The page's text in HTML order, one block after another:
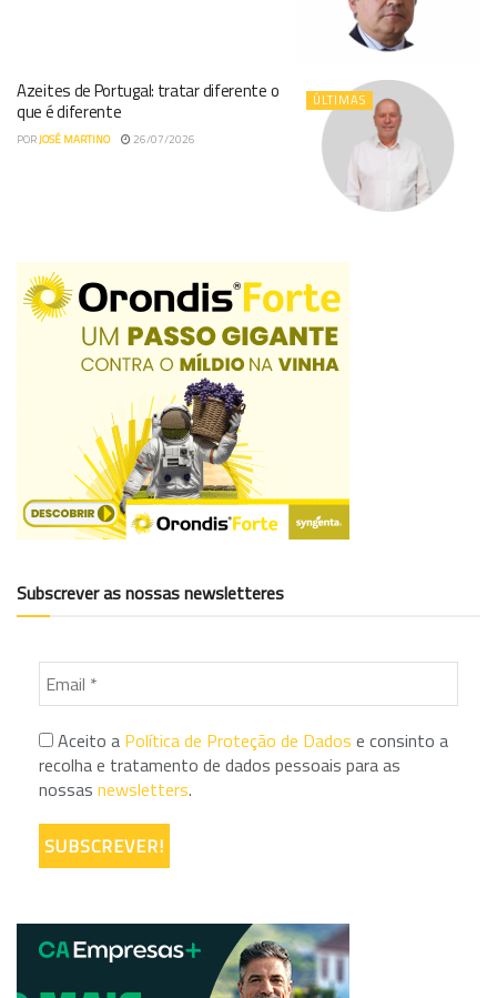
ÚLTIMAS
Azeites de Portugal: tratar diferente o
que é diferente
PORJOSÉ MARTINO 26/07/2026
Subscrever as nossas newsletteres
Aceito a Política de Proteção de Dados e consinto a
recolha e tratamento de dados pessoais para as
nossas newsletters.